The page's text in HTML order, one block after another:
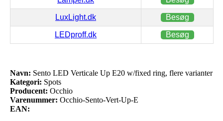
LuxLight.dk Besøg
LEDproff.dk Besøg
Navn: Sento LED Verticale Up E20 w/fixed ring, flere varianter
Kategori: Spots
Producent: Occhio
Varenummer: Occhio-Sento-Vert-Up-E
EAN: